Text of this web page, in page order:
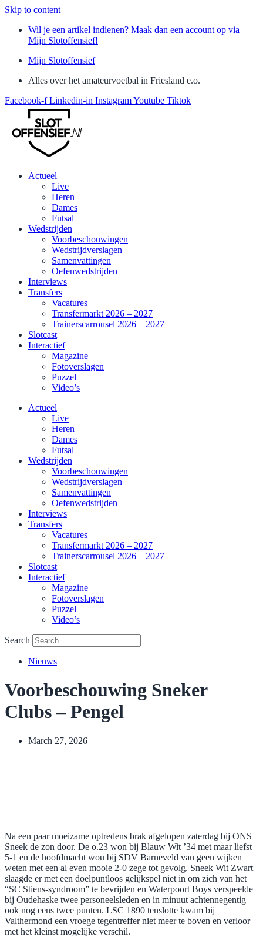
Skip to content
Wil je een artikel indienen? Maak dan een account op via
Mijn Slotoffensief!
Mijn Slotoffensief
Alles over het amateurvoetbal in Friesland e.o.
Facebook-f Linkedin-in InstagramYoutube Tiktok
Actueel
Live
Heren
Dames
Futsal
Wedstrijden
Voorbeschouwingen
Wedstrijdverslagen
Samenvattingen
Oefenwedstrijden
Interviews
Transfers
Vacatures
Transfermarkt 2026 – 2027
Trainerscarrousel 2026 – 2027
Slotcast
Interactief
Magazine
Fotoverslagen
Puzzel
Video’s
Actueel
Live
Heren
Dames
Futsal
Wedstrijden
Voorbeschouwingen
Wedstrijdverslagen
Samenvattingen
Oefenwedstrijden
Interviews
Transfers
Vacatures
Transfermarkt 2026 – 2027
Trainerscarrousel 2026 – 2027
Slotcast
Interactief
Magazine
Fotoverslagen
Puzzel
Video’s
Search
Nieuws
Voorbeschouwing Sneker
Clubs – Pengel
March 27, 2026
Na een paar moeizame optredens brak afgelopen zaterdag bij ONS
Sneek de zon door. De o.23 won bij Blauw Wit ’34 met maar liefst
5-1 en de hoofdmacht wou bij SDV Barneveld van geen wijken
weten met een al even mooie 2-0 zege tot gevolg. Sneek Wit Zwart
slaagde er met een doelpuntloos gelijkspel niet in om zich van het
“SC Stiens-syndroom” te bevrijden en Waterpoort Boys verspeelde
bij Oudehaske twee personeelsleden en in minuut achtennegentig
ook nog eens twee punten. LSC 1890 tenslotte kwam bij
Valthermond een vroege tegentreffer niet meer te boven en verloor
met het kleinst mogelijke verschil.